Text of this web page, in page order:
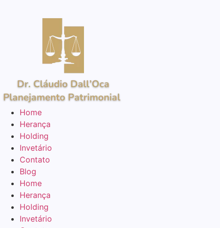
Home
Herança
Holding
Invetário
Contato
Blog
Home
Herança
Holding
Invetário